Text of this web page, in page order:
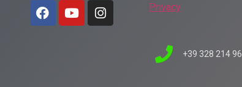
Privacy
+39 328 214